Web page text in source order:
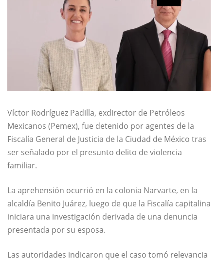
Víctor Rodríguez Padilla, exdirector de Petróleos
Mexicanos (Pemex), fue detenido por agentes de la
Fiscalía General de Justicia de la Ciudad de México tras
ser señalado por el presunto delito de violencia
familiar.
La aprehensión ocurrió en la colonia Narvarte, en la
alcaldía Benito Juárez, luego de que la Fiscalía capitalina
iniciara una investigación derivada de una denuncia
presentada por su esposa.
Las autoridades indicaron que el caso tomó relevancia